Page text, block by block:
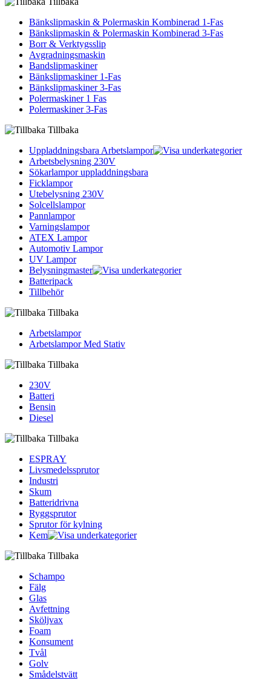
Bänkslipmaskin & Polermaskin Kombinerad 1-Fas
Bänkslipmaskin & Polermaskin Kombinerad 3-Fas
Borr & Verktygsslip
Avgradningsmaskin
Bandslipmaskiner
Bänkslipmaskiner 1-Fas
Bänkslipmaskiner 3-Fas
Polermaskiner 1 Fas
Polermaskiner 3-Fas
Tillbaka
Uppladdningsbara Arbetslampor
Arbetsbelysning 230V
Sökarlampor uppladdningsbara
Ficklampor
Utebelysning 230V
Solcellslampor
Pannlampor
Varningslampor
ATEX Lampor
Automotiv Lampor
UV Lampor
Belysningmaster
Batteripack
Tillbehör
Tillbaka
Arbetslampor
Arbetslampor Med Stativ
Tillbaka
230V
Batteri
Bensin
Diesel
Tillbaka
ESPRAY
Livsmedelssprutor
Industri
Skum
Batteridrivna
Ryggsprutor
Sprutor för kylning
Kem
Tillbaka
Schampo
Fälg
Glas
Avfettning
Sköljvax
Foam
Konsument
Tvål
Golv
Smådelstvätt